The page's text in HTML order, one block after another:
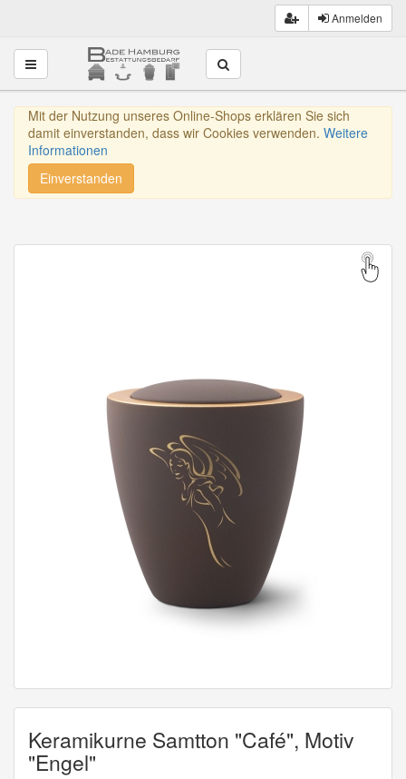
Anmelden
Toggle navigation
Mit der Nutzung unseres Online-Shops erklären Sie sich
damit einverstanden, dass wir Cookies verwenden. Weitere
Informationen
Einverstanden
Keramikurne Samtton "Café", Motiv
"Engel"